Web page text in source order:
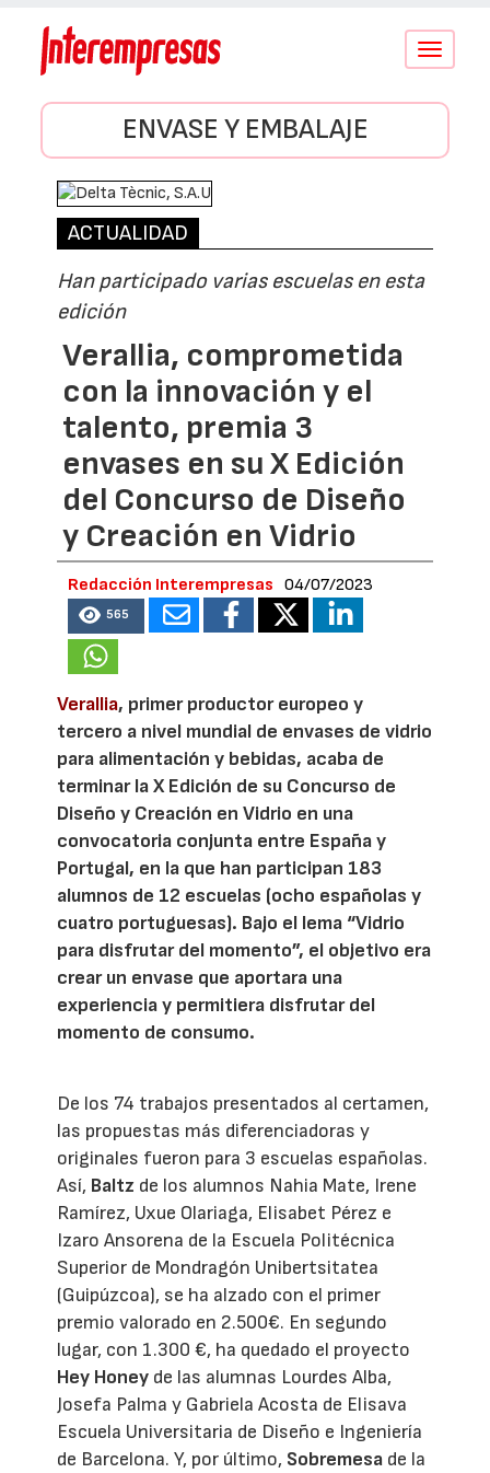
Conmutar
ENVASE Y EMBALAJE
ACTUALIDAD
Han participado varias escuelas en esta
edición
Verallia, comprometida
con la innovación y el
talento, premia 3
envases en su X Edición
del Concurso de Diseño
y Creación en Vidrio
Redacción Interempresas 04/07/2023
565
Verallia, primer productor europeo y
tercero a nivel mundial de envases de vidrio
para alimentación y bebidas, acaba de
terminar la X Edición de su Concurso de
Diseño y Creación en Vidrio en una
convocatoria conjunta entre España y
Portugal, en la que han participan 183
alumnos de 12 escuelas (ocho españolas y
cuatro portuguesas). Bajo el lema “Vidrio
para disfrutar del momento”, el objetivo era
crear un envase que aportara una
experiencia y permitiera disfrutar del
momento de consumo.
De los 74 trabajos presentados al certamen,
las propuestas más diferenciadoras y
originales fueron para 3 escuelas españolas.
Así, Baltz de los alumnos Nahia Mate, Irene
Ramírez, Uxue Olariaga, Elisabet Pérez e
Izaro Ansorena de la Escuela Politécnica
Superior de Mondragón Unibertsitatea
(Guipúzcoa), se ha alzado con el primer
premio valorado en 2.500€. En segundo
lugar, con 1.300 €, ha quedado el proyecto
Hey Honey de las alumnas Lourdes Alba,
Josefa Palma y Gabriela Acosta de Elisava
Escuela Universitaria de Diseño e Ingeniería
de Barcelona. Y, por último, Sobremesa de la